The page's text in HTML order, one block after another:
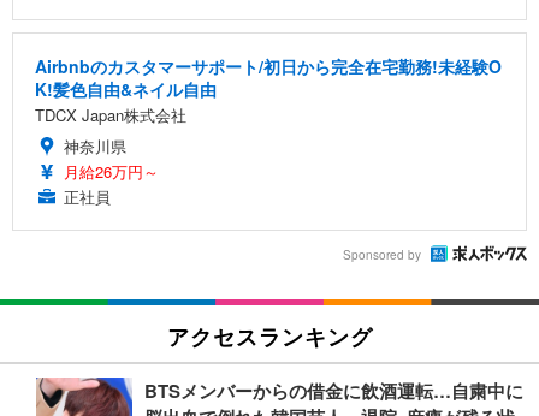
Airbnbのカスタマーサポート/初日から完全在宅勤務!未経験O
K!髪色自由&ネイル自由
TDCX Japan株式会社
神奈川県
月給26万円～
正社員
Sponsored by
アクセスランキング
BTSメンバーからの借金に飲酒運転…自粛中に